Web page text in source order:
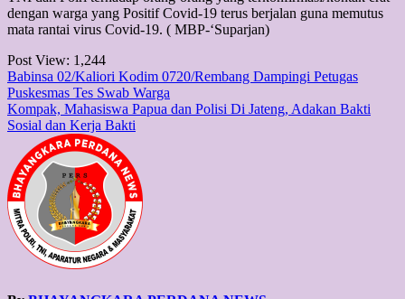
dengan warga yang Positif Covid-19 terus berjalan guna memutus
mata rantai virus Covid-19. ( MBP-‘Suparjan)
Post View: 1,244
Post
navigation
Babinsa 02/Kaliori Kodim 0720/Rembang Dampingi Petugas
Puskesmas Tes Swab Warga
Kompak, Mahasiswa Papua dan Polisi Di Jateng, Adakan Bakti
Sosial dan Kerja Bakti